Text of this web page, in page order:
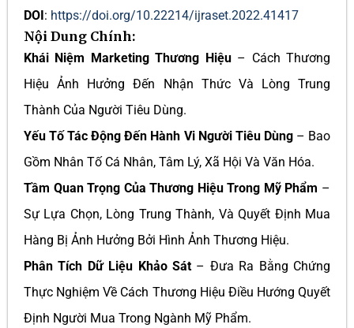
DOI: https://doi.org/10.22214/ijraset.2022.41417
Nội Dung Chính:
Khái Niệm Marketing Thương Hiệu– Cách Thương
Hiệu Ảnh Hưởng Đến Nhận Thức Và Lòng Trung
Thành Của Người Tiêu Dùng.
Yếu Tố Tác Động Đến Hành Vi Người Tiêu Dùng– Bao
Gồm Nhân Tố Cá Nhân, Tâm Lý, Xã Hội Và Văn Hóa.
Tầm Quan Trọng Của Thương Hiệu Trong Mỹ Phẩm –
Sự Lựa Chọn, Lòng Trung Thành, Và Quyết Định Mua
Hàng Bị Ảnh Hưởng Bởi Hình Ảnh Thương Hiệu.
Phân Tích Dữ Liệu Khảo Sát – Đưa Ra Bằng Chứng
Thực Nghiệm Về Cách Thương Hiệu Điều Hướng Quyết
Định Người Mua Trong Ngành Mỹ Phẩm.